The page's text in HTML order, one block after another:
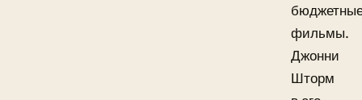
фильмы.
Джонни
Шторм